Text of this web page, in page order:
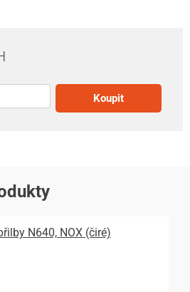
Koupit
N640, NOX (čiré)